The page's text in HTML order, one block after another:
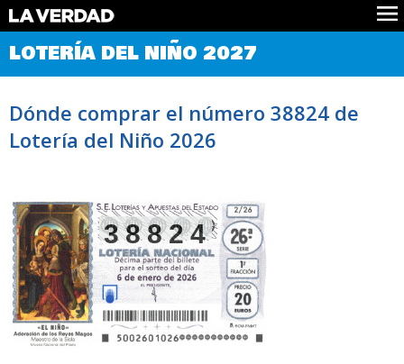
Comprobar Loteria del Niño
Premios
Noticias
Datos
LOTERÍA DEL NIÑO 2027
Dónde comprar el número 38824 de
Lotería del Niño 2026
38824